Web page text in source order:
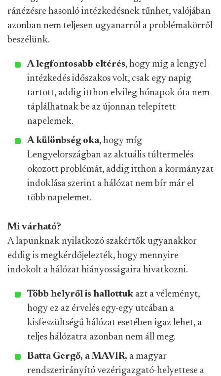
ránézésre hasonló intézkedésnek tűnhet, valójában
azonban nem teljesen ugyanarról a problémakörről
beszélünk.
A legfontosabb eltérés, hogy míg a lengyel
intézkedés időszakos volt, csak egy napig
tartott, addig itthon elvileg hónapok óta nem
táplálhatnak be az újonnan telepített
napelemek.
A különbség oka, hogy míg
Lengyelországban az aktuális túltermelés
okozott problémát, addig itthon a kormányzat
indoklása szerint a hálózat nem bír már el
több napelemet.
Mi várható?
A lapunknak nyilatkozó szakértők ugyanakkor
eddig is megkérdőjelezték, hogy mennyire
indokolt a hálózat hiányosságaira hivatkozni.
Több helyről is hallottuk azt a véleményt,
hogy ez az érvelés egy-egy utcában a
kisfeszültségű hálózat esetében igaz lehet, a
teljes hálózatra azonban nem áll meg.
Batta Gergő, a MAVIR, a magyar
rendszerirányító vezérigazgató-helyettese a